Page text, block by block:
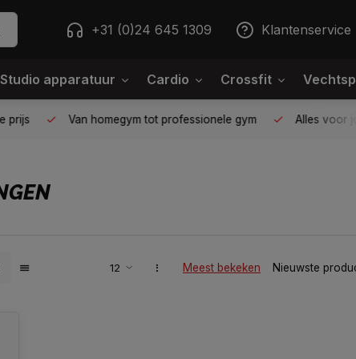
+31 (0)24 645 1309 Klantenservice
Studio apparatuur Cardio Crossfit
prijs Van homegym tot professionele gym Alles voor
Meest bekeken Nieuwste